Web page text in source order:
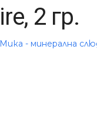
2 гр.
Мика - минерална